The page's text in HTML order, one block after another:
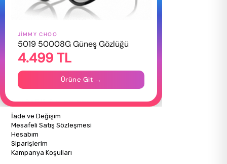
HAKKIMIZDA
Hakkımızda
Gizlilik Politikası
İletişim
Mağazalarımız
ALIŞVERİŞ BİLGİLERİ
İade ve Değişim
Mesafeli Satış Sözleşmesi
Hesabım
Siparişlerim
Kampanya Koşulları
JIMMY CHOO
5019 50008G Güneş Gözlüğü
4.499 TL
Ürüne Git →